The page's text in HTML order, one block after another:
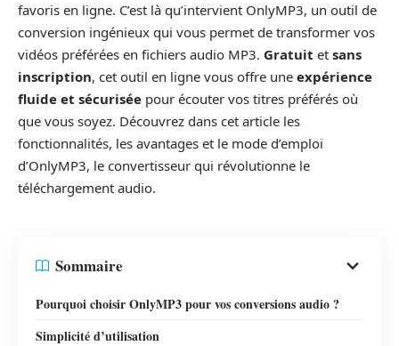
favoris en ligne. C’est là qu’intervient OnlyMP3, un outil de
conversion ingénieux qui vous permet de transformer vos
vidéos préférées en fichiers audio MP3. Gratuit et sans
inscription, cet outil en ligne vous offre une expérience
fluide et sécurisée pour écouter vos titres préférés où
que vous soyez. Découvrez dans cet article les
fonctionnalités, les avantages et le mode d’emploi
d’OnlyMP3, le convertisseur qui révolutionne le
téléchargement audio.
Sommaire
Pourquoi choisir OnlyMP3 pour vos conversions audio ?
Simplicité d’utilisation